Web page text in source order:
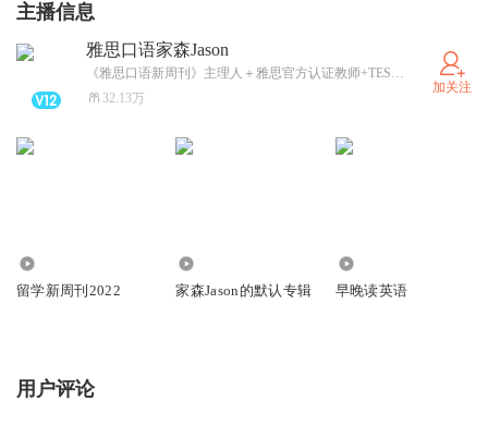
主播信息
雅思口语家森Jason
《雅思口语新周刊》主理人＋雅思官方认证教师+TESOL国际教师资格讲师＋一年12场雅思考试＋4万＊小时雅思讲师＋美食达人+摄影发烧友＋健身大咖
32.13万
加关注
留学新周刊2022 家森Jason的默认专辑 早晚读英语
用户评论